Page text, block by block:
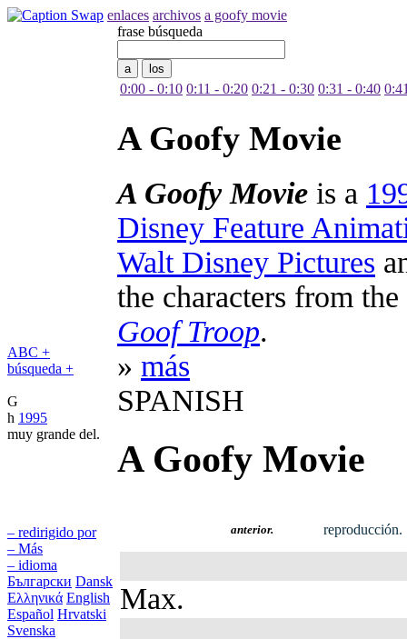
enlaces archivos a goofy movie
ABC +
búsqueda +
G
h 1995
muy grande del.
– redirigido por
– Más
– idioma
Български Dansk
Ελληνικά English
Español Hrvatski
Svenska
frase búsqueda
0:00 - 0:10 0:11 - 0:20 0:21 - 0:30 0:31 - 0:40
A Goofy Movie
A Goofy Movie is a
Disney Feature
Walt Disney Pictures
the characters from the
Goof Troop.
» más
SPANISH
A Goofy Movie
anterior. reproducción.
Max.